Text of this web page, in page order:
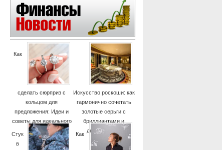
Как
сделать сюрприз с
кольцом для
предложения: Идеи и
советы для идеального
момента
Искусство роскоши: как
гармонично сочетать
золотые серьги с
бриллиантами и
дорогие часы
Стук
в
Как